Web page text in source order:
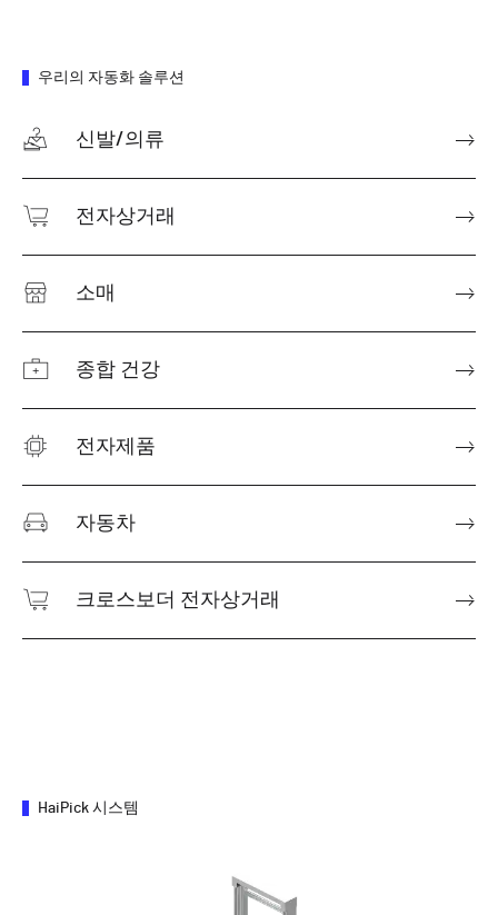
우리의 자동화 솔루션
신발/의류
전자상거래
소매
종합 건강
전자제품
자동차
크로스보더 전자상거래
HaiPick 시스템